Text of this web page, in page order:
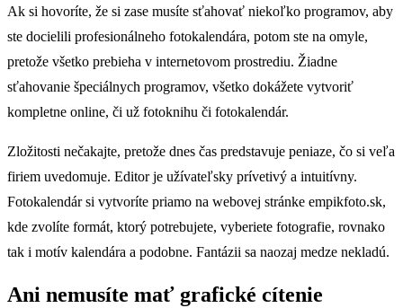
Ak si hovoríte, že si zase musíte sťahovať niekoľko programov, aby
ste docielili profesionálneho fotokalendára, potom ste na omyle,
pretože všetko prebieha v internetovom prostrediu. Žiadne
sťahovanie špeciálnych programov, všetko dokážete vytvoriť
kompletne online, či už fotoknihu či fotokalendár.
Zložitosti nečakajte, pretože dnes čas predstavuje peniaze, čo si veľa
firiem uvedomuje. Editor je užívateľsky prívetivý a intuitívny.
Fotokalendár si vytvoríte priamo na webovej stránke empikfoto.sk,
kde zvolíte formát, ktorý potrebujete, vyberiete fotografie, rovnako
tak i motív kalendára a podobne. Fantázii sa naozaj medze nekladú.
Ani nemusíte mať grafické cítenie